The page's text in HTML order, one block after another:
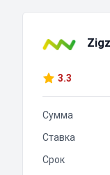
3.3
Сумма
Ставка
Срок